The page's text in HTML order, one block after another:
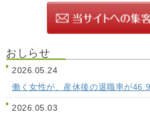
おしらせ
2026.05.24
働く女性が、産休後の退職率が
2026.05.03